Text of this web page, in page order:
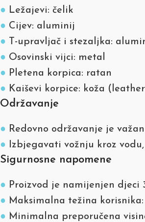
● Ležajevi: čelik
● Cijev: aluminij
● T-upravljač i stezaljka:
● Osovinski vijci: metal
● Pletena korpica: ratan
● Kaiševi korpice: koža
Održavanje
● Redovno održavanje je
● Izbjegavati vožnju kroz
Sigurnosne napomene
● Proizvod je namijenjen djeci
● Maksimalna težina korisnika:
● Minimalna preporučena